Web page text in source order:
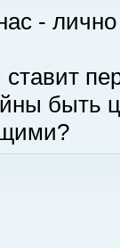
-
быть